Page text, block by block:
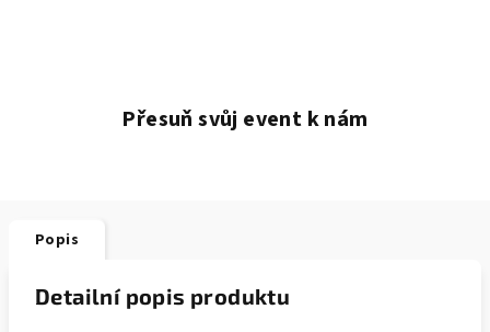
Přesuň svůj event k nám
Popis
Detailní popis produktu